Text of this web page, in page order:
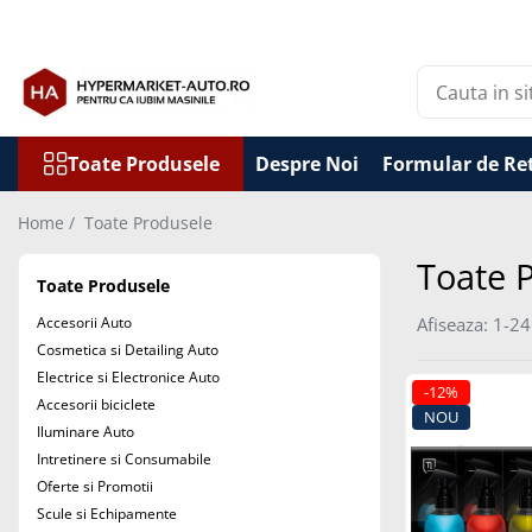
Toate Produsele
Accesorii auto obligatorii
Accesorii Iarna
Exterior Auto
Huse scaune auto
Interior Auto
Covorase Auto
Odorizante auto de agatat
Odorizante auto lichide
Odorizante auto tip conserva
Toate Produsele Despre Noi Formular de
Home / Toate Produsele
Toate
Toate Produsele
Accesorii Auto
Cosmetica si Detailing Auto
Electrice si Electronice Auto
Accesorii biciclete
Iluminare Auto
Intretinere si Consumabile
Oferte si Promotii
Scule si Echipamente
Afiseaza: 1-24
-12%
NOU